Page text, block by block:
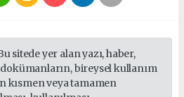
sitede yer alan yazı, haber,
bireysel kullanım
kısmen veya tamamen